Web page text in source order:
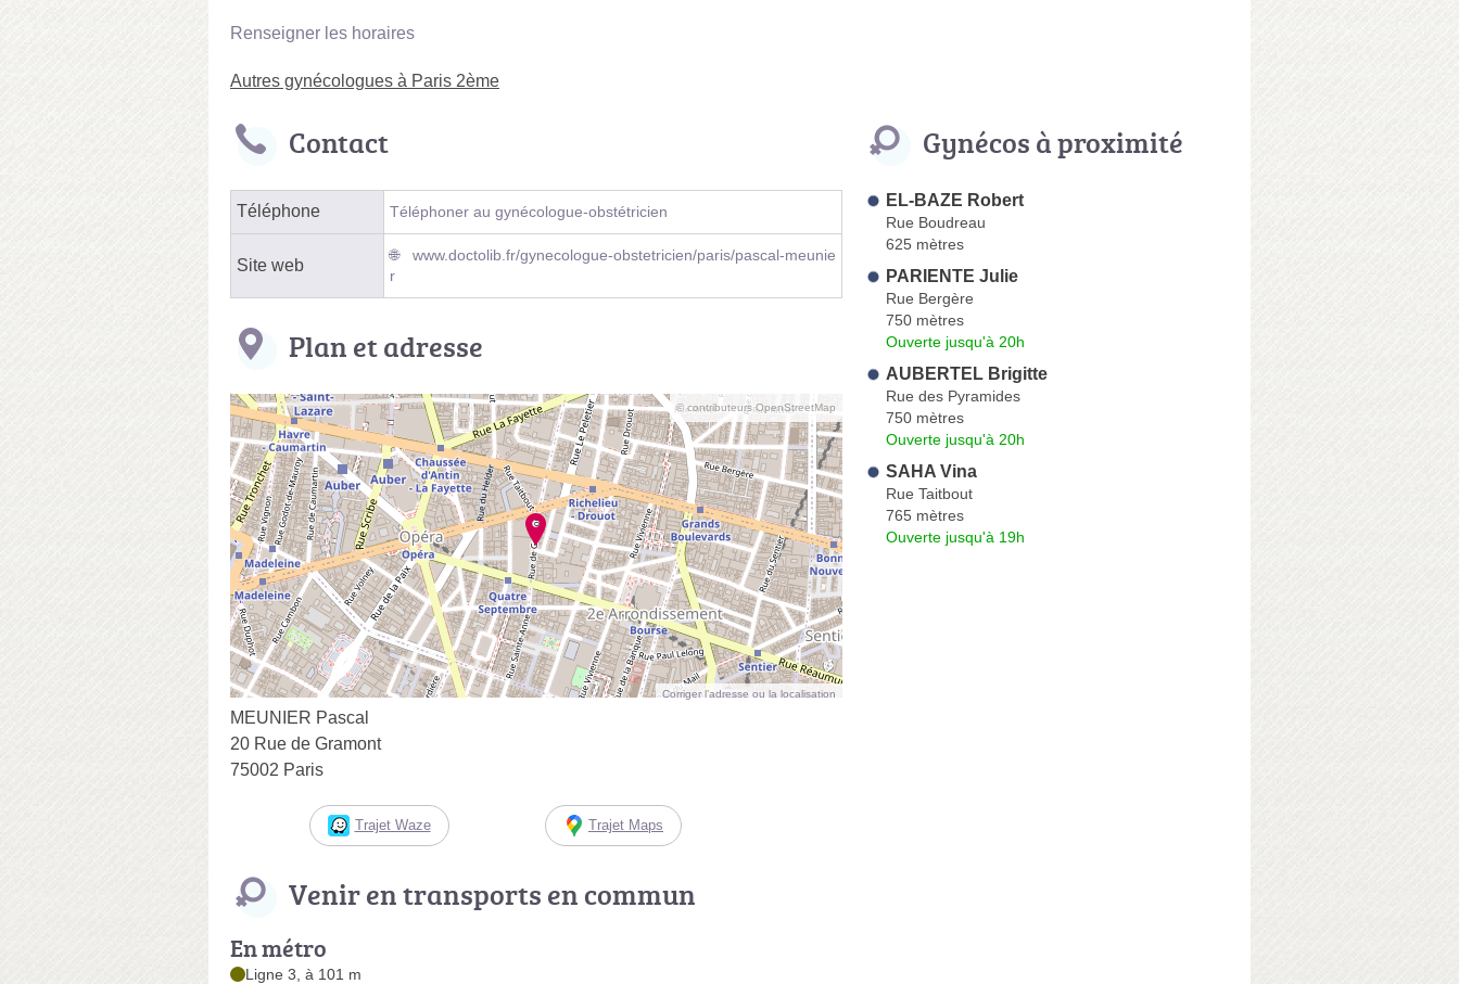
Renseigner les horaires
Autres gynécologues à Paris 2ème
Contact
Téléphone Téléphoner au gynécologue-obstétricien
Site web
www.doctolib.fr/gynecologue-obstetricien/paris/pascal-meunie
r
Plan et adresse
© contributeurs OpenStreetMap
Corriger l’adresse ou la localisation
MEUNIER Pascal
20 Rue de Gramont
75002 Paris
Trajet Waze Trajet Maps
Venir en transports en commun
En métro
Ligne 3, à 101 m
Gynécos à proximité
EL-BAZE Robert
Rue Boudreau
625 mètres
PARIENTE Julie
Rue Bergère
750 mètres
Ouverte jusqu'à 20h
AUBERTEL Brigitte
Rue des Pyramides
750 mètres
Ouverte jusqu'à 20h
SAHA Vina
Rue Taitbout
765 mètres
Ouverte jusqu'à 19h